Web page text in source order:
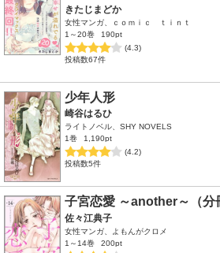
きたじまどか
女性マンガ、ｃｏｍｉｃ ｔｉｎｔ
1～20巻
190pt
(4.3)
投稿数67件
少年人形
崎谷はるひ
ライトノベル、SHY NOVELS
1巻
1,190pt
(4.2)
投稿数5件
子宮恋愛 ～another～（分
佐々江典子
女性マンガ、よもんがクロメ
1～14巻
200pt